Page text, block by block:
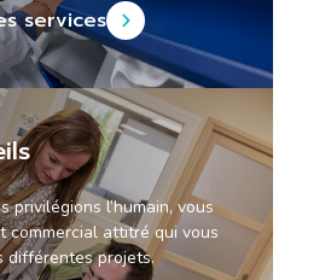
services
privilégions l’humain, vous
commercial attitré qui vous
différentes projets.